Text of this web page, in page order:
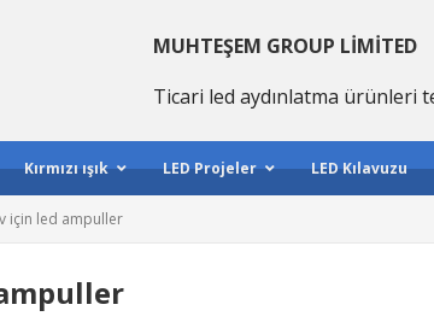
MUHTEŞEM GROUP LIMITED
Ticari led aydınlatma ürünleri
Kırmızı ışık LED Projeler LED Kılavuzu
için led ampuller